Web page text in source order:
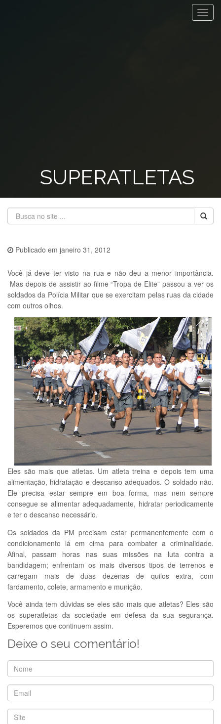
SUPERATLETAS
Publicado em janeiro 31, 2012
Você já deve ter visto na rua e não deu a menor importância.
Mas depois de assistir ao filme “Tropa de Elite” passou a ver os
soldados da Polícia Militar que se exercitam pelas ruas da cidade
com outros olhos.
Eles são mais que atletas. Um atleta treina e depois tem uma
alimentação, hidratação e descanso adequados. O soldado não.
Ele precisa estar sempre em boa forma, mas nem sempre
consegue se alimentar adequadamente, hidratar periodicamente
e ter o descanso necessário.
Os soldados da PM precisam estar permanentemente com o
condicionamento lá em cima para combater a criminalidade.
Afinal, passam horas nas suas missões na luta contra a
bandidagem; enfrentam os mais diversos tipos de terrenos e
carregam mais de duas dezenas de quilos extra, com
fardamento, colete, armamento e munição.
Você ainda tem dúvidas se eles são mais que atletas? Eles são
os superatletas da sociedade em defesa da sua segurança.
Esperemos que continuem assim.
Deixe o seu comentário!